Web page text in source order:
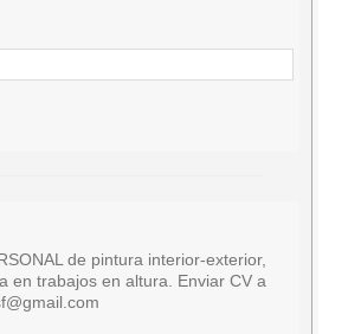
de pintura interior-exterior,
en trabajos en altura. Enviar CV a